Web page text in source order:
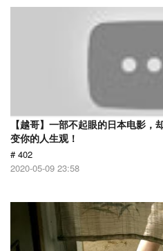
【越哥】一部不起眼的日本电影
变你的人生观！
# 402
2020-05-09 23:58